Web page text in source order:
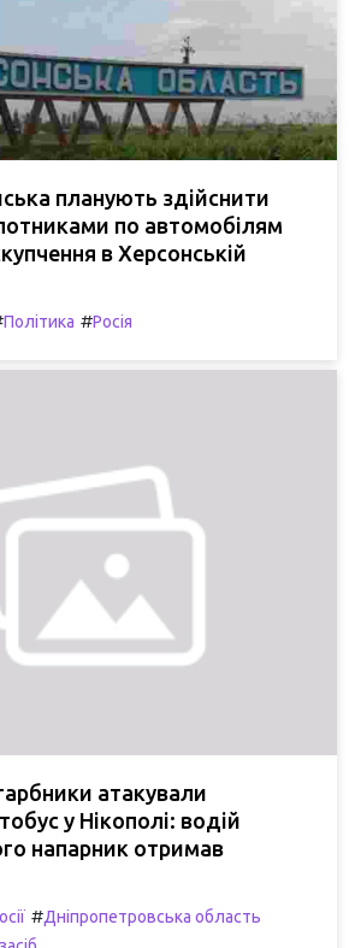
планують здійснити
по автомобілям
в Херсонській
Політика #Росія
атакували
у Нікополі: водій
напарник отримав
#Дніпропетровська область